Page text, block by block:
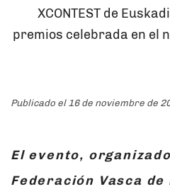
XCONTEST de
premios celebrada en el
Publicado el 16 de noviembre de
El evento,
Federación Vasca